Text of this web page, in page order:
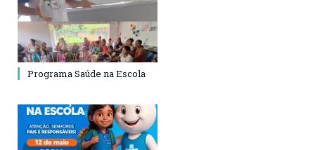
Programa Saúde na Escola